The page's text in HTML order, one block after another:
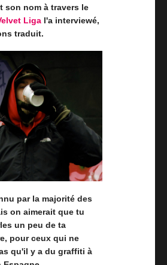
son nom à travers le
Liga l'a interviewé,
traduit.
par la majorité des
on aimerait que tu
un peu de ta
pour ceux qui ne
qu'il y a du graffiti à